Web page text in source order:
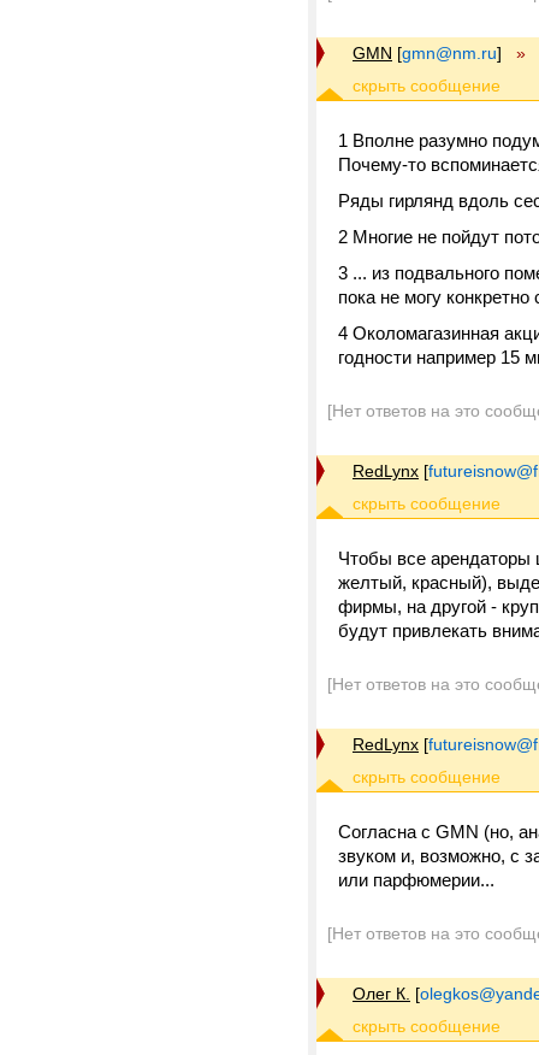
GMN [gmn@nm.ru] »
1 Вполне разумно
Почему-то
Ряды гирлянд вдоль
2 Многие не пойдут
3 ... из подвального
пока не могу
4 Околомагазинная
годности например 15
[Нет ответов на это
RedLynx [
Чтобы все арендаторы
желтый, красный),
фирмы, на другой -
будут привлекать
[Нет ответов на это
RedLynx [
Согласна с GMN (но,
звуком и, возможно, с
или парфюмерии...
[Нет ответов на это
Олег К. [